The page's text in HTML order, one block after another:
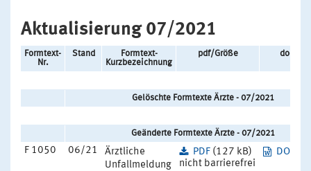
Aktualisierung 07/2021
Formtext-
Nr.
Stand
Formtext-
Kurzbezeichnung
pdf/Größe doc/
Gelöschte Formtexte Ärzte - 07/2021
Geänderte Formtexte Ärzte - 07/2021
F 1050 06/21
Ärztliche
Unfallmeldung
PDF (127 kB)
nicht barrierefrei
DOCX